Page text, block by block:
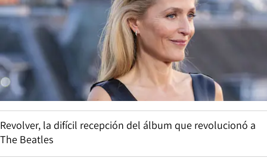
Revolver, la difícil recepción del álbum que revolucionó a
The Beatles